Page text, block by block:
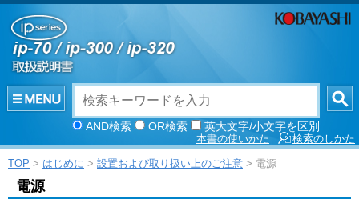
AND検索 OR検索 英大文字/小文字を区別
検索のしかた
本書の使いかた
TOP > はじめに > 設置および取り扱い上のご注意 > 電源
電源